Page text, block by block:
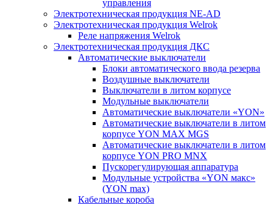
управления
Электротехническая продукция NE-AD
Электротехническая продукция Welrok
Реле напряжения Welrok
Электротехническая продукция ДКС
Автоматические выключатели
Блоки автоматического ввода резерва
Воздушные выключатели
Выключатели в литом корпусе
Модульные выключатели
Автоматические выключатели «YON»
Автоматические выключатели в литом
корпусе YON MAX MGS
Автоматические выключатели в литом
корпусе YON PRO MNX
Пускорегулирующая аппаратура
Модульные устройства «YON макс»
(YON max)
Кабельные короба